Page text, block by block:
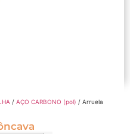
/ AÇO CARBONO (pol) / Arruela